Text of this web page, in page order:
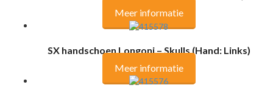
Meer informatie
SX handschoen Longoni – Skulls (Hand: Links)
Meer informatie